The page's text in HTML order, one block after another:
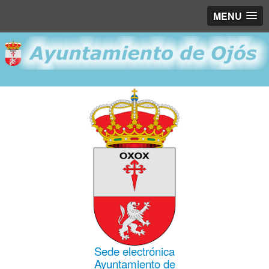
MENU
Sede electrónica
Ayuntamiento de